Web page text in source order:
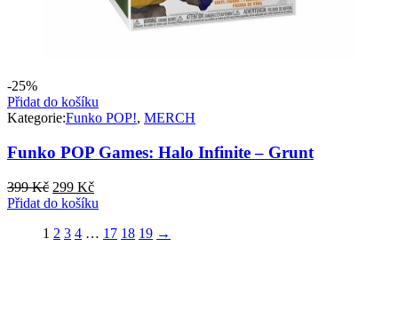
-25%
Přidat do košíku
Kategorie:Funko POP!, MERCH
Funko POP Games: Halo Infinite – Grunt
399Kč Původní
cena
399 Kč.
299 KčAktuální
cena
299 Kč.
Přidat do košíku
1 2 3 4 … 17 18 19 →